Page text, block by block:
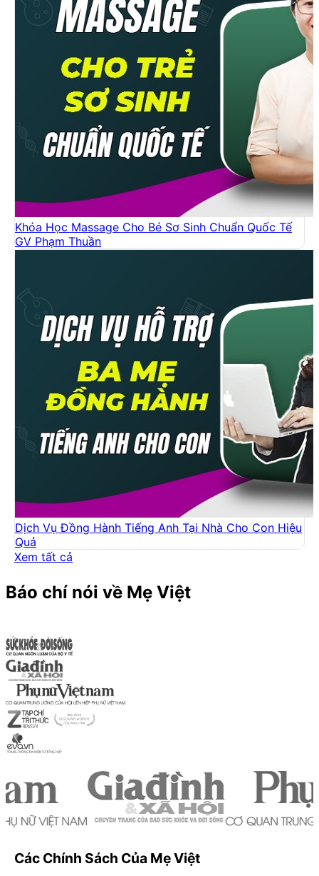
Khóa Học Massage Cho Bé Sơ Sinh Chuẩn Quốc Tế
GV Phạm Thuần
Dịch Vụ Đồng Hành Tiếng Anh Tại Nhà Cho Con Hiệu
Quả
Xem tất cả
Báo chí nói về Mẹ Việt
Các Chính Sách Của Mẹ Việt